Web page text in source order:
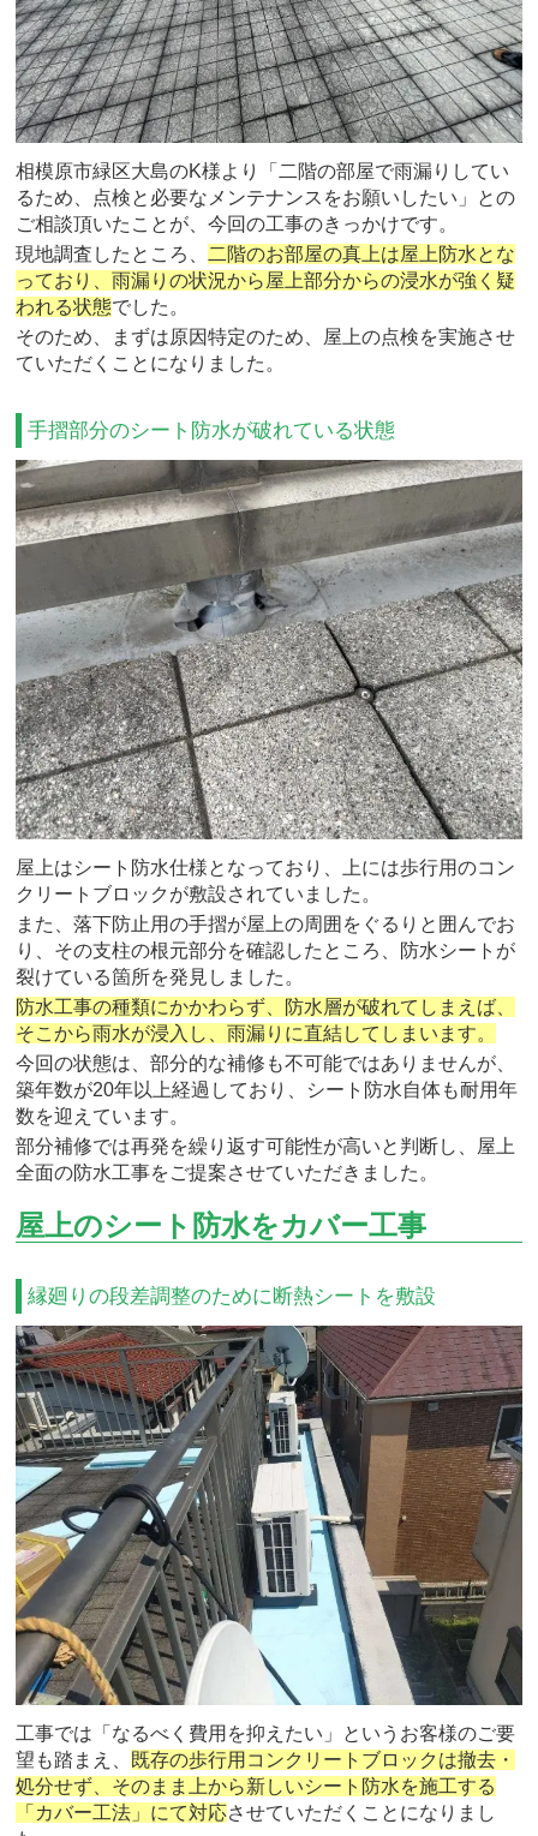
相模原市緑区大島のK様より「二階の部屋で雨漏りしてい
るため、点検と必要なメンテナンスをお願いしたい」との
ご相談頂いたことが、今回の工事のきっかけです。
現地調査したところ、
二階のお部屋の真上は屋上防水とな
っており、雨漏りの状況から屋上部分からの浸水が強く疑
われる状態でした。
そのため、まずは原因特定のため、屋上の点検を実施させ
ていただくことになりました。
手摺部分のシート防水が破れている状態
屋上はシート防水仕様となっており、上には歩行用のコン
クリートブロックが敷設されていました。
また、落下防止用の手摺が屋上の周囲をぐるりと囲んでお
り、その支柱の根元部分を確認したところ、防水シートが
裂けている箇所を発見しました。
防水工事の種類にかかわらず、防水層が破れてしまえば、
そこから雨水が浸入し、雨漏りに直結してしまいます。
今回の状態は、部分的な補修も不可能ではありませんが、
築年数が20年以上経過しており、シート防水自体も耐用年
数を迎えています。
部分補修では再発を繰り返す可能性が高いと判断し、屋上
全面の防水工事をご提案させていただきました。
屋上のシート防水をカバー工事
縁廻りの段差調整のために断熱シートを敷設
工事では「なるべく費用を抑えたい」というお客様のご要
望も踏まえ、
既存の歩行用コンクリートブロックは撤去・
処分せず、そのまま上から新しいシート防水を施工する
「カバー工法」にて対応させていただくことになりまし